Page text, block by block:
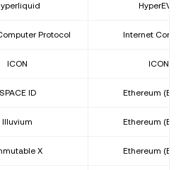
HyperEVM
Protocol Internet
ICON ICON
SPACE ID Ethereum
Illuvium Ethereum
X Ethereum